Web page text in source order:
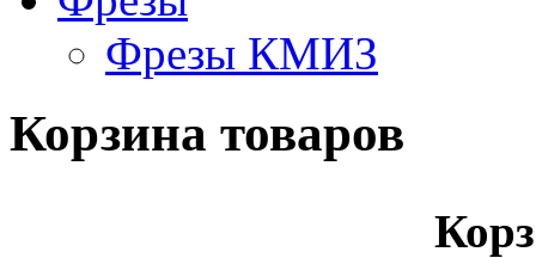
Фрезы КМИЗ
Корзина товаров